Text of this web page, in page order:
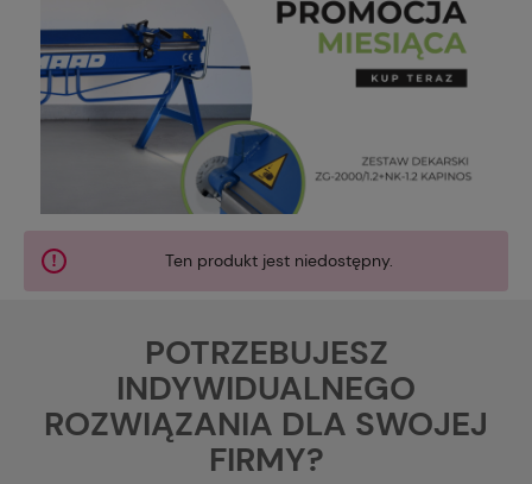
Ten produkt jest niedostępny.
POTRZEBUJESZ
INDYWIDUALNEGO
ROZWIĄZANIA DLA SWOJEJ
FIRMY?